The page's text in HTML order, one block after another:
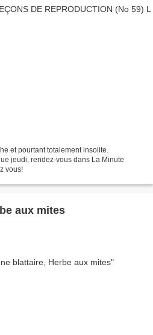
et pourtant totalement insolite.
jeudi, rendez-vous dans La Minute
vous!
aux mites